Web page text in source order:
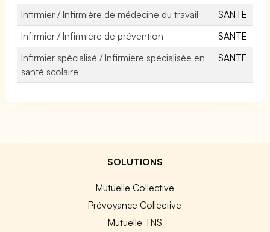
Infirmier / Infirmière de médecine du travail
SANTE
Infirmier / Infirmière de prévention
SANTE
Infirmier spécialisé / Infirmière spécialisée en
santé scolaire
SANTE
SOLUTIONS
Mutuelle Collective
Prévoyance Collective
Mutuelle TNS